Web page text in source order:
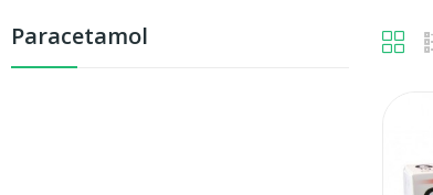
Paracetamol